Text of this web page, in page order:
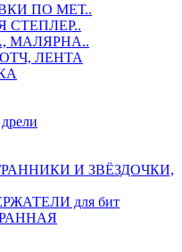
ПО МЕТ..
СТЕПЛЕР..
МАЛЯРНА..
ЛЕНТА
И ЗВЁЗДОЧКИ,
для бит